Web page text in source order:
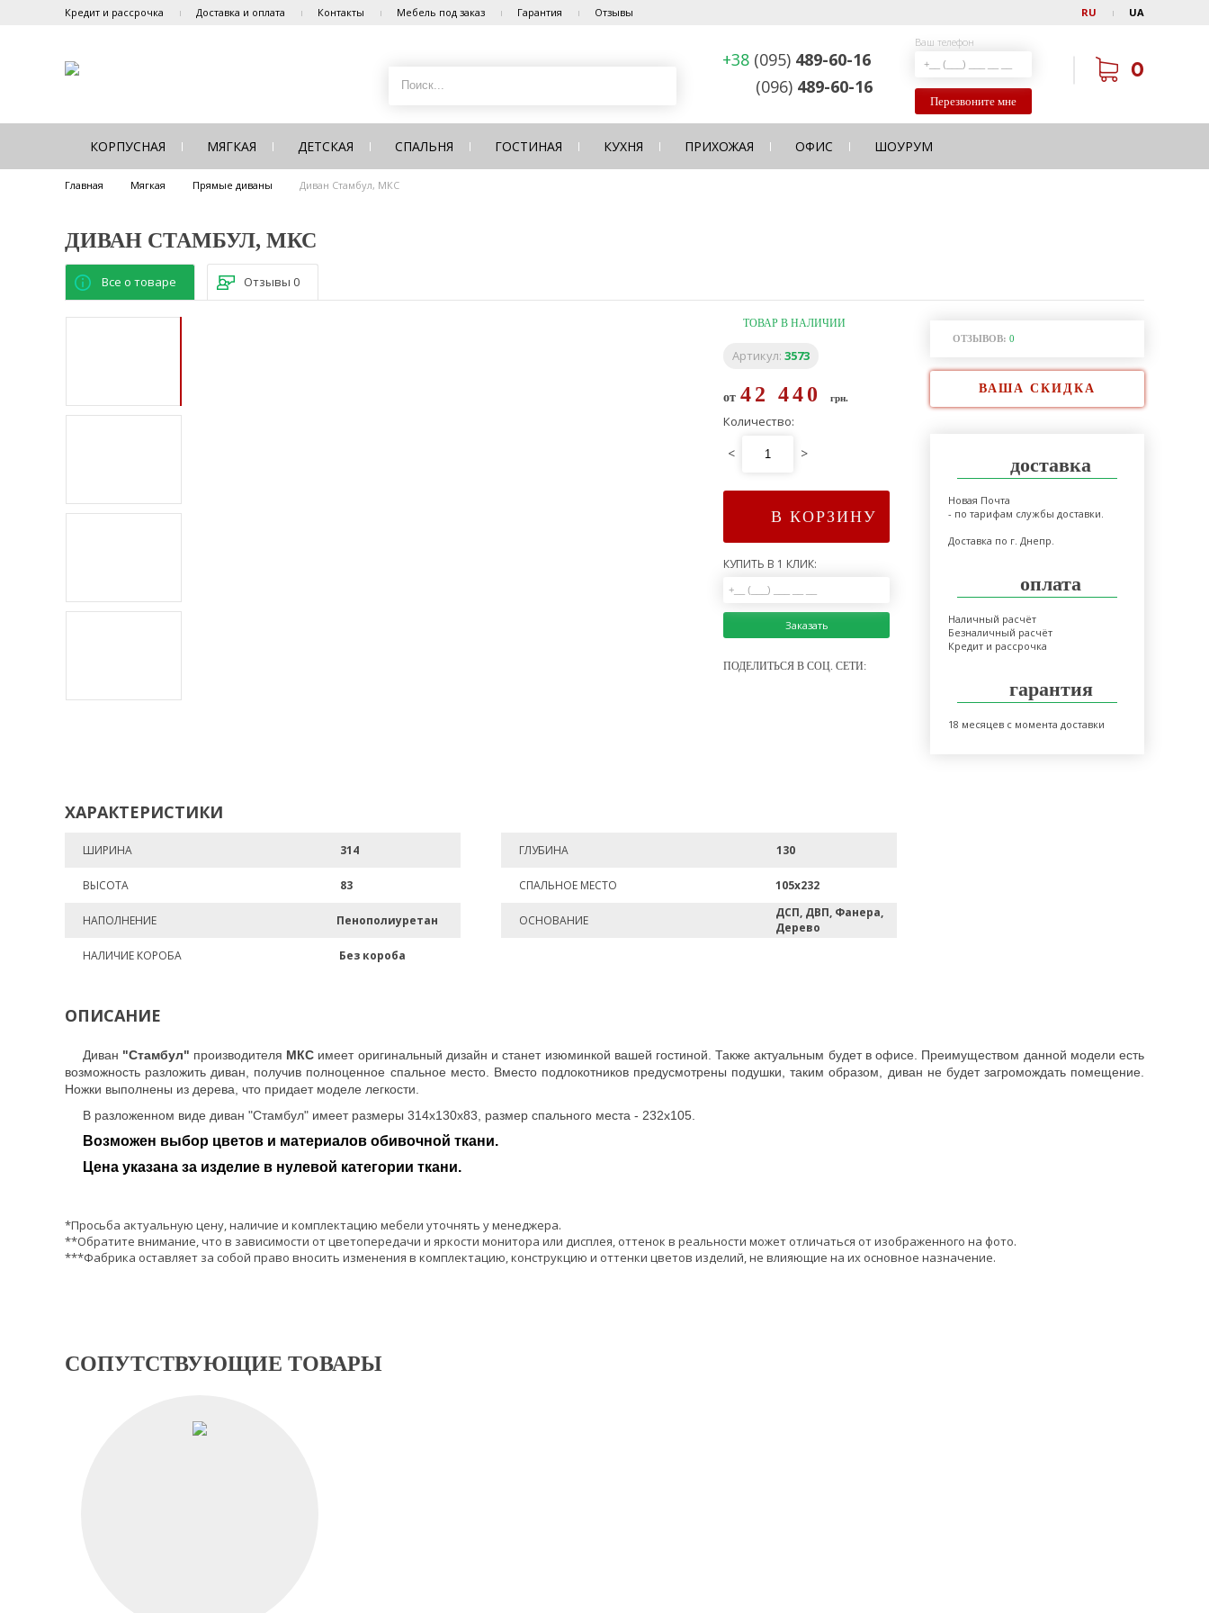
Кредит и рассрочка Доставка и оплата Контакты Мебель под заказ Гарантия Отзывы RU UA
+38 (095) 489-60-16
(096) 489-60-16
Ваш телефон
Перезвоните мне
0
КОРПУСНАЯ МЯГКАЯ ДЕТСКАЯ СПАЛЬНЯ ГОСТИНАЯ КУХНЯ ПРИХОЖАЯ ОФИС ШОУРУМ
Главная Мягкая Прямые диваны Диван Стамбул, МКС
ДИВАН СТАМБУЛ, МКС
Все о товаре Отзывы 0
ТОВАР В НАЛИЧИИ
Артикул: 3573
от 42 440 грн.
Количество:
< >
В КОРЗИНУ
КУПИТЬ В 1 КЛИК:
Заказать
ПОДЕЛИТЬСЯ В СОЦ. СЕТИ:
ОТЗЫВОВ: 0
ВАША СКИДКА
доставка
Новая Почта
- по тарифам службы доставки.
Доставка по г. Днепр.
оплата
Наличный расчёт
Безналичный расчёт
Кредит и рассрочка
гарантия
18 месяцев с момента доставки
ХАРАКТЕРИСТИКИ
ШИРИНА 314 ГЛУБИНА 130
ВЫСОТА 83 СПАЛЬНОЕ МЕСТО 105х232
НАПОЛНЕНИЕ Пенополиуретан ОСНОВАНИЕ
ДСП, ДВП, Фанера,
Дерево
НАЛИЧИЕ КОРОБА
Без короба
ОПИСАНИЕ
Диван "Стамбул" производителя МКС имеет оригинальный дизайн и станет изюминкой вашей гостиной. Также актуальным будет в офисе. Преимуществом данной модели есть
возможность разложить диван, получив полноценное спальное место. Вместо подлокотников предусмотрены подушки, таким образом, диван не будет загромождать помещение.
Ножки выполнены из дерева, что придает моделе легкости.
В разложенном виде диван "Стамбул" имеет размеры 314х130х83, размер спального места - 232х105.
Возможен выбор цветов и материалов обивочной ткани.
Цена указана за изделие в нулевой категории ткани.
*Просьба актуальную цену, наличие и комплектацию мебели уточнять у менеджера.
**Обратите внимание, что в зависимости от цветопередачи и яркости монитора или дисплея, оттенок в реальности может отличаться от изображенного на фото.
***Фабрика оставляет за собой право вносить изменения в комплектацию, конструкцию и оттенки цветов изделий, не влияющие на их основное назначение.
СОПУТСТВУЮЩИЕ ТОВАРЫ